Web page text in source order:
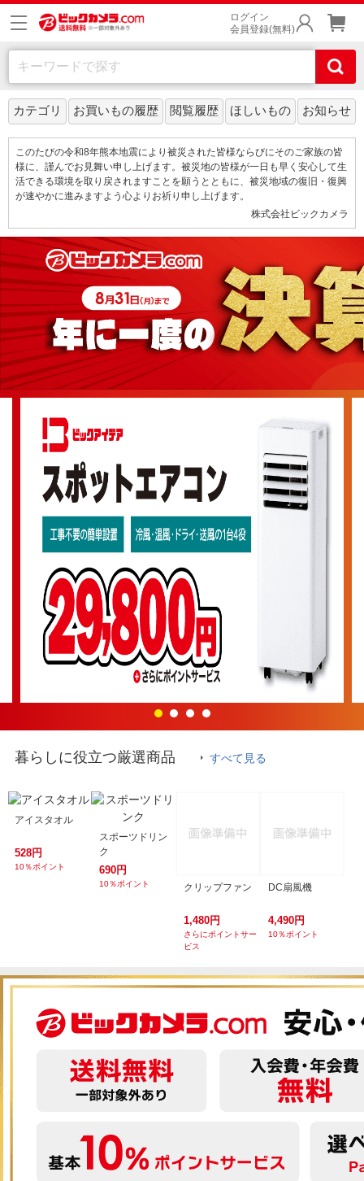
ログイン
会員登録(無料)
カテゴリ お買いもの履歴 閲覧履歴 ほしいもの お知らせ
このたびの令和8年熊本地震により被災された皆様ならびにそのご家族の皆
様に、謹んでお見舞い申し上げます。被災地の皆様が一日も早く安心して生
活できる環境を取り戻されますことを願うとともに、被災地域の復旧・復興
が速やかに進みますよう心よりお祈り申し上げます。
株式会社ビックカメラ
暮らしに役立つ厳選商品 すべて見る
アイスタオル
528円
10％ポイント
スポーツドリン
ク
690円
10％ポイント クリップファン
1,480円
さらにポイントサー
ビス
DC扇風機
4,490円
10％ポイント